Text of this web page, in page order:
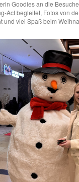
Goodies an die
Act begleitet, Fotos von
und viel Spaß beim